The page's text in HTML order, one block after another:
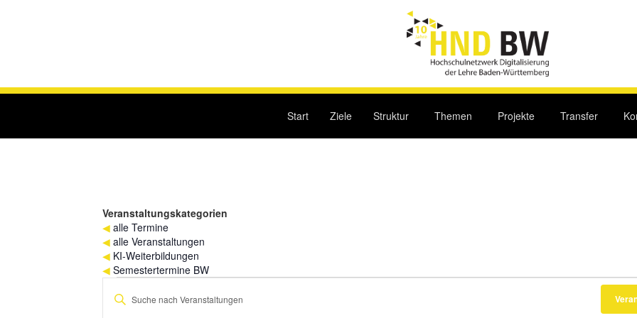
Start Ziele Struktur Themen Projekte Transfer
Veranstaltungskategorien
◀ alle Termine
◀ alle Veranstaltungen
◀ KI-Weiterbildungen
◀ Semestertermine BW
Veranstaltungen
für
Veranstaltungen
Bitte
Schlüsselwort